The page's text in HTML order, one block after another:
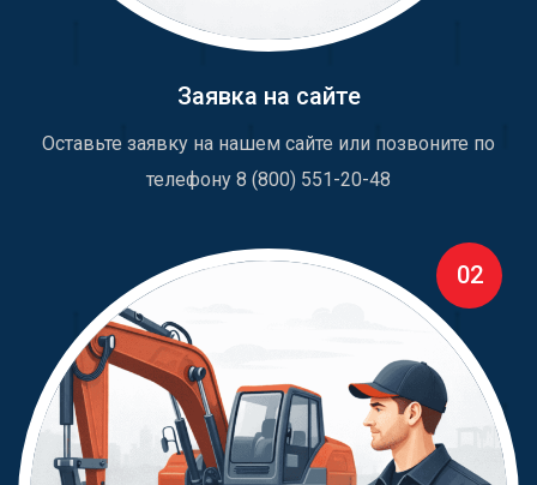
Заявка на сайте
Оставьте заявку на нашем сайте или позвоните по
телефону 8 (800) 551-20-48
02